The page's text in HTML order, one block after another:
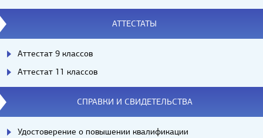
АТТЕСТАТЫ
Аттестат 9 классов
Аттестат 11 классов
СПРАВКИ И СВИДЕТЕЛЬСТВА
Удостоверение о повышении квалификации